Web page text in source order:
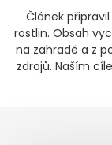
Článek
rostlin. Obsah
na zahradě a z
zdrojů. Naším